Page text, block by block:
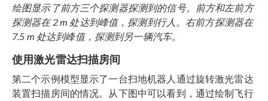
绘图显示了前方三个探测器探测到的信号。前方和左前方
探测器在 2 m 处达到峰值，探测到行人。右前方探测器在
7.5 m 处达到峰值，探测到另一辆汽车。
使用激光雷达扫描房间
第二个示例模型显示了一台扫地机器人通过旋转激光雷达
装置扫描房间的情况。从下图中可以看到，通过绘制飞行